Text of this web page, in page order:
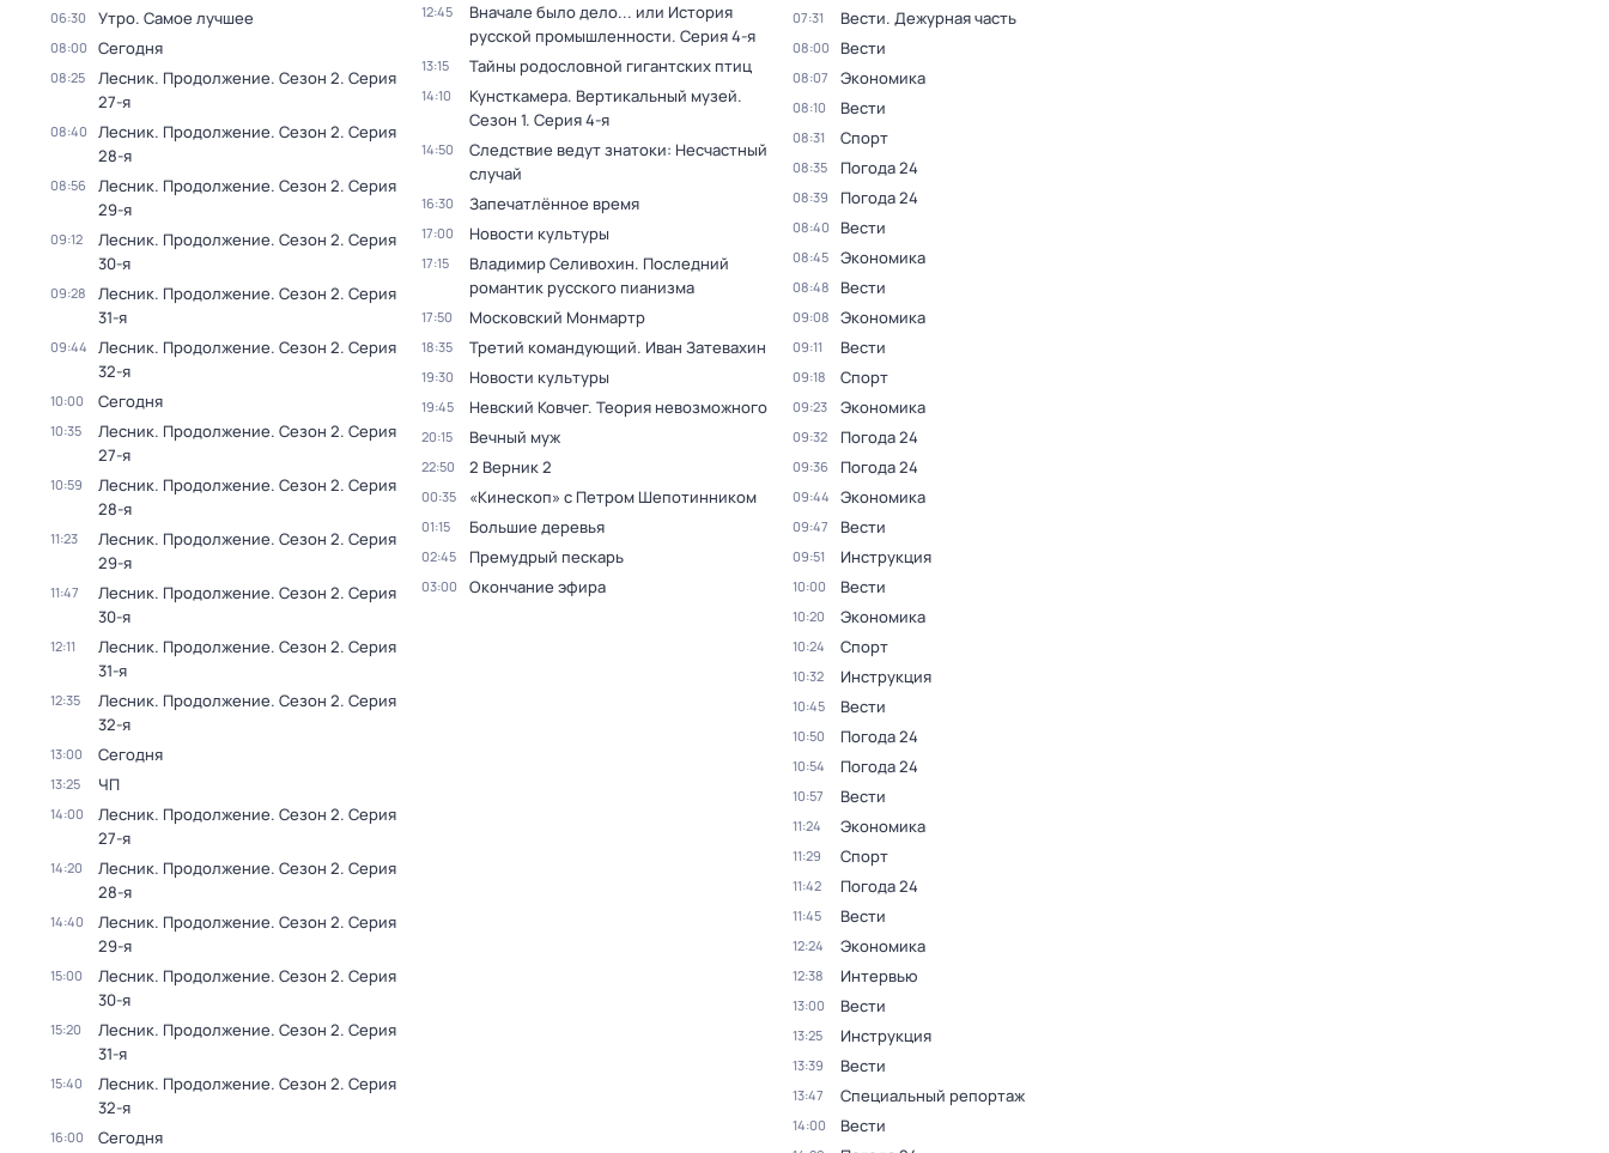
06:30 Утро. Самое лучшее
08:00 Сегодня
08:25 Лесник. Продолжение. Сезон 2. Серия
27-я
08:40 Лесник. Продолжение. Сезон 2. Серия
28-я
08:56 Лесник. Продолжение. Сезон 2. Серия
29-я
09:12 Лесник. Продолжение. Сезон 2. Серия
30-я
09:28 Лесник. Продолжение. Сезон 2. Серия
31-я
09:44 Лесник. Продолжение. Сезон 2. Серия
32-я
10:00 Сегодня
10:35 Лесник. Продолжение. Сезон 2. Серия
27-я
10:59 Лесник. Продолжение. Сезон 2. Серия
28-я
11:23 Лесник. Продолжение. Сезон 2. Серия
29-я
11:47 Лесник. Продолжение. Сезон 2. Серия
30-я
12:11 Лесник. Продолжение. Сезон 2. Серия
31-я
12:35 Лесник. Продолжение. Сезон 2. Серия
32-я
13:00 Сегодня
13:25 ЧП
14:00 Лесник. Продолжение. Сезон 2. Серия
27-я
14:20 Лесник. Продолжение. Сезон 2. Серия
28-я
14:40 Лесник. Продолжение. Сезон 2. Серия
29-я
15:00 Лесник. Продолжение. Сезон 2. Серия
30-я
15:20 Лесник. Продолжение. Сезон 2. Серия
31-я
15:40 Лесник. Продолжение. Сезон 2. Серия
32-я
16:00 Сегодня
12:45
Вначале было дело... или История
русской промышленности. Серия 4-я
13:15 Тайны родословной гигантских птиц
14:10 Кунсткамера. Вертикальный музей.
Сезон 1. Серия 4-я
14:50
Следствие ведут знатоки: Несчастный
случай
16:30 Запечатлённое время
17:00 Новости культуры
17:15
Владимир Селивохин. Последний
романтик русского пианизма
17:50 Московский Монмартр
18:35 Третий командующий. Иван Затевахин
19:30 Новости культуры
19:45 Невский Ковчег. Теория невозможного
20:15 Вечный муж
22:50 2 Верник 2
00:35 «Кинескоп» с Петром Шепотинником
01:15 Большие деревья
02:45 Премудрый пескарь
03:00 Окончание эфира
07:31 Вести. Дежурная часть
08:00 Вести
08:07 Экономика
08:10 Вести
08:31 Спорт
08:35 Погода 24
08:39 Погода 24
08:40 Вести
08:45 Экономика
08:48 Вести
09:08 Экономика
09:11 Вести
09:18 Спорт
09:23 Экономика
09:32 Погода 24
09:36 Погода 24
09:44 Экономика
09:47 Вести
09:51 Инструкция
10:00 Вести
10:20 Экономика
10:24 Спорт
10:32 Инструкция
10:45 Вести
10:50 Погода 24
10:54 Погода 24
10:57 Вести
11:24 Экономика
11:29 Спорт
11:42 Погода 24
11:45 Вести
12:24 Экономика
12:38 Интервью
13:00 Вести
13:25 Инструкция
13:39 Вести
13:47 Специальный репортаж
14:00 Вести